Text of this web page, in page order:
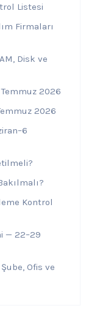
Listesi
Firmaları
Disk ve
2026
2026
Kontrol
— 22–29
Ofis ve